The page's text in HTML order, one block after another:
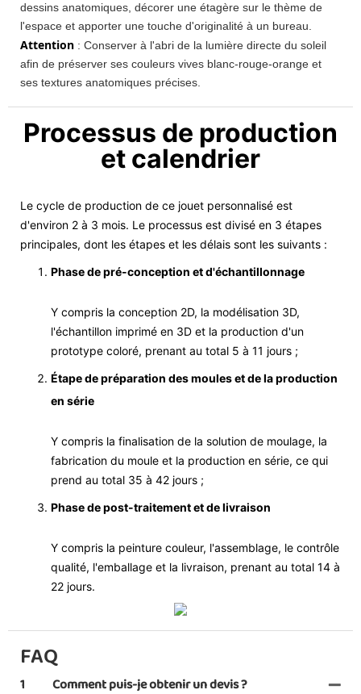
dessins anatomiques, décorer une étagère sur le thème de
l'espace et apporter une touche d'originalité à un bureau.
Attention : Conserver à l'abri de la lumière directe du soleil
afin de préserver ses couleurs vives blanc-rouge-orange et
ses textures anatomiques précises.
Processus de production
et calendrier
Le cycle de production de ce jouet personnalisé est
d'environ 2 à 3 mois. Le processus est divisé en 3 étapes
principales, dont les étapes et les délais sont les suivants :
Phase de pré-conception et d'échantillonnage
Y compris la conception 2D, la modélisation 3D,
l'échantillon imprimé en 3D et la production d'un
prototype coloré, prenant au total 5 à 11 jours ;
Étape de préparation des moules et de la production
en série
Y compris la finalisation de la solution de moulage, la
fabrication du moule et la production en série, ce qui
prend au total 35 à 42 jours ;
Phase de post-traitement et de livraison
Y compris la peinture couleur, l'assemblage, le contrôle
qualité, l'emballage et la livraison, prenant au total 14 à
22 jours.
FAQ
1 Comment puis-je obtenir un devis ?